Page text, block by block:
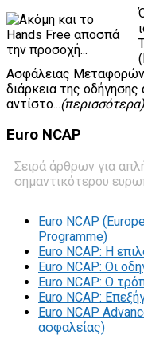
Ασφάλειας
διάρκεια της
αντίστο...(περισσότερα)
Euro NCAP
Σειρά άρθρων για
σημαντικότερου
Euro NCAP
Programme)
Euro NCAP: Η
Euro NCAP: Οι
Euro NCAP: O
Euro NCAP:
Euro NCAP
ασφαλείας)